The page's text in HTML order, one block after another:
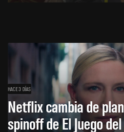
HACE 3 DÍAS
Netflix cambia de
spinoff de El Juego